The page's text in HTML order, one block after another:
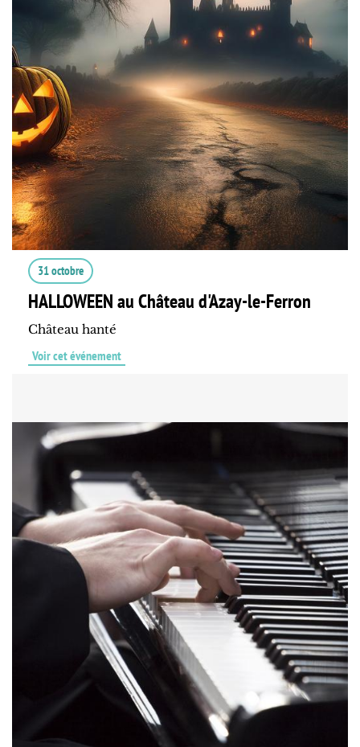
31 octobre
HALLOWEEN au Château d'Azay-le-Ferron
Château hanté
Voir cet événement